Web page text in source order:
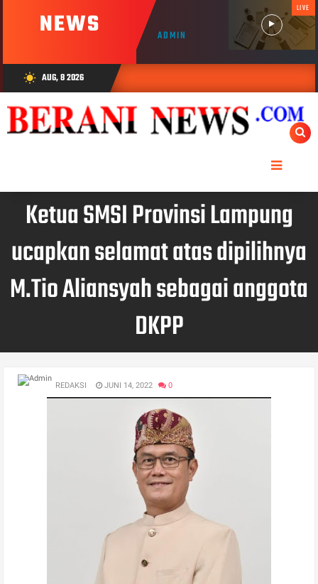
NEWS ADMIN
LIVE
wb_sunny AUG, 8 2026
Ketua SMSI Provinsi Lampung
ucapkan selamat atas dipilihnya
M.Tio Aliansyah sebagai anggota
DKPP
REDAKSI JUNI 14, 2022 0